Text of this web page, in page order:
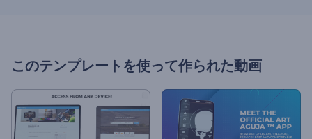
このテンプレートを使って作られた動画